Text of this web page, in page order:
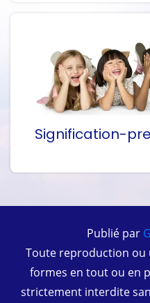
Signification-
Publié par
Toute reproduction ou
formes en tout ou en
strictement interdite